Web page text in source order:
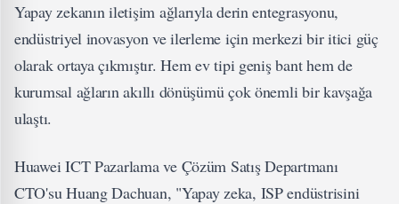
Yapay zekanın iletişim ağlarıyla derin entegrasyonu,
endüstriyel inovasyon ve ilerleme için merkezi bir itici güç
olarak ortaya çıkmıştır. Hem ev tipi geniş bant hem de
kurumsal ağların akıllı dönüşümü çok önemli bir kavşağa
ulaştı.
Huawei ICT Pazarlama ve Çözüm Satış Departmanı
CTO'su Huang Dachuan, "Yapay zeka, ISP endüstrisini